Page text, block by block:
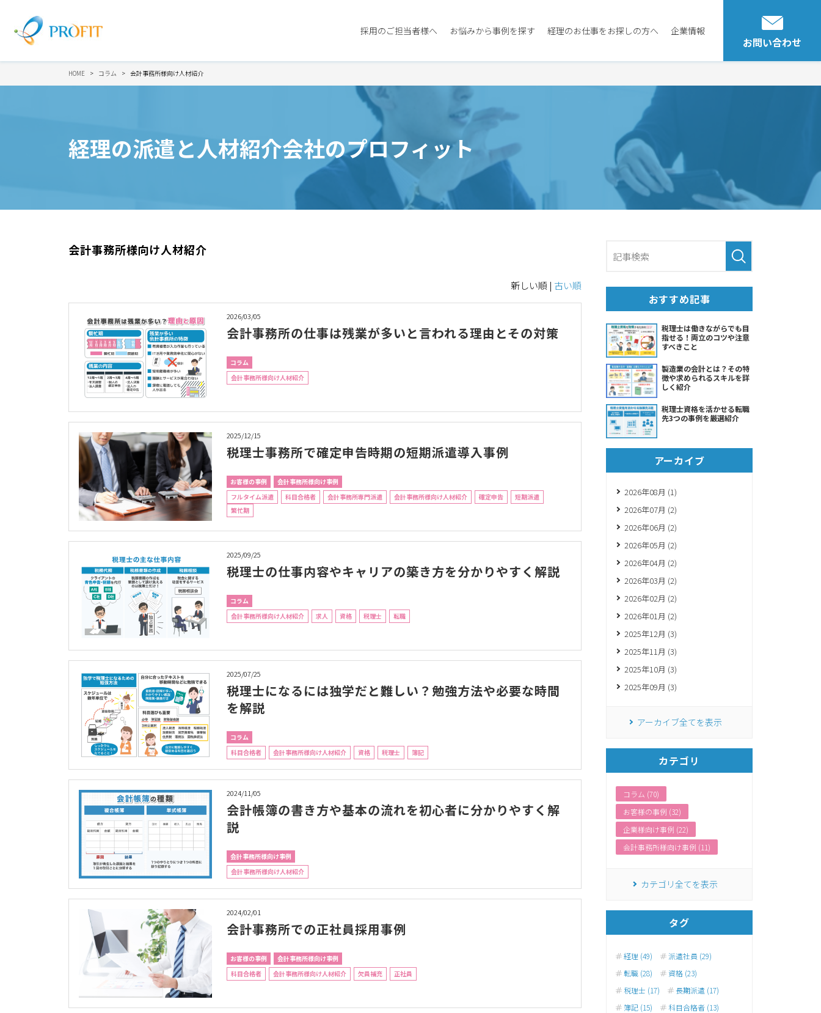
採用のご担当者様へ お悩みから事例を探す 経理のお仕事をお探しの方へ 企業情報
お問い合わせ
HOME コラム 会計事務所様向け人材紹介
経理の派遣と人材紹介会社のプロフィット
会計事務所様向け人材紹介
新しい順 | 古い順
2026/03/05
会計事務所の仕事は残業が多いと言われる理由とその対策
コラム
会計事務所様向け人材紹介
2025/12/15
税理士事務所で確定申告時期の短期派遣導入事例
お客様の事例
会計事務所様向け事例
フルタイム派遣
科目合格者 会計事務所専門派遣 会計事務所様向け人材紹介 確定申告
短期派遣
繁忙期
2025/09/25
税理士の仕事内容やキャリアの築き方を分かりやすく解説
コラム
会計事務所様向け人材紹介
求人 資格 税理士 転職
2025/07/25
税理士になるには独学だと難しい？勉強方法や必要な時間
を解説
コラム
科目合格者
会計事務所様向け人材紹介 資格 税理士 簿記
2024/11/05
会計帳簿の書き方や基本の流れを初心者に分かりやすく解
説
会計事務所様向け事例
会計事務所様向け人材紹介
2024/02/01
会計事務所での正社員採用事例
お客様の事例
会計事務所様向け事例
科目合格者
会計事務所様向け人材紹介 欠員補充 正社員
おすすめ記事
税理士は働きながらでも目
指せる！両立のコツや注意
すべきこと
製造業の会計とは？その特
徴や求められるスキルを詳
しく紹介
税理士資格を活かせる転職
先3つの事例を厳選紹介
アーカイブ
2026年08月 (1)
2026年07月 (2)
2026年06月 (2)
2026年05月 (2)
2026年04月 (2)
2026年03月 (2)
2026年02月 (2)
2026年01月 (2)
2025年12月 (3)
2025年11月 (3)
2025年10月 (3)
2025年09月 (3)
アーカイブ全てを表示
カテゴリ
コラム (70)
お客様の事例 (32)
企業様向け事例 (22)
会計事務所様向け事例 (11)
カテゴリ全てを表示
タグ
経理 (49)
派遣社員 (29)
転職 (28)
資格 (23)
税理士 (17)
長期派遣 (17)
簿記 (15)
科目合格者 (13)